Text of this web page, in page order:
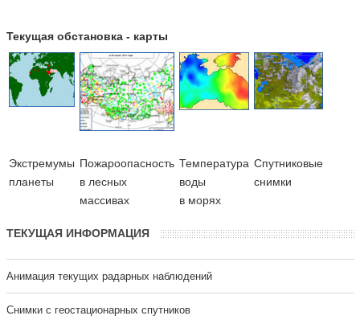
Текущая обстановка - карты
Экстремумы
планеты
Пожароопасность
в лесных
массивах
Температура
воды
в морях
Cпутниковые
снимки
ТЕКУЩАЯ ИНФОРМАЦИЯ
Анимация текущих радарных наблюдений
Cнимки с геостационарных спутников